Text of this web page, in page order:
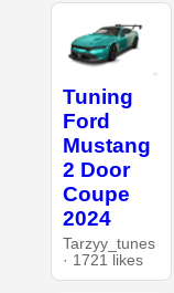
Tuning
Ford
Mustang
2 Door
Coupe
2024
Tarzyy_tunes
· 1721 likes